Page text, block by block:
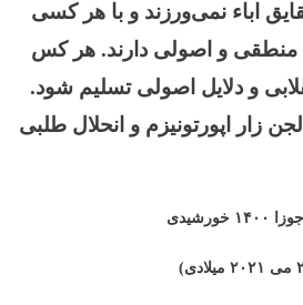
اباء نمی‌ورزند و با هر کسی
منطقی و اصولی دارند. هر کس
و دلایل اصولی تسلیم شود.
زار اپورتونیزم و انحلال طلبی
خورشیدی